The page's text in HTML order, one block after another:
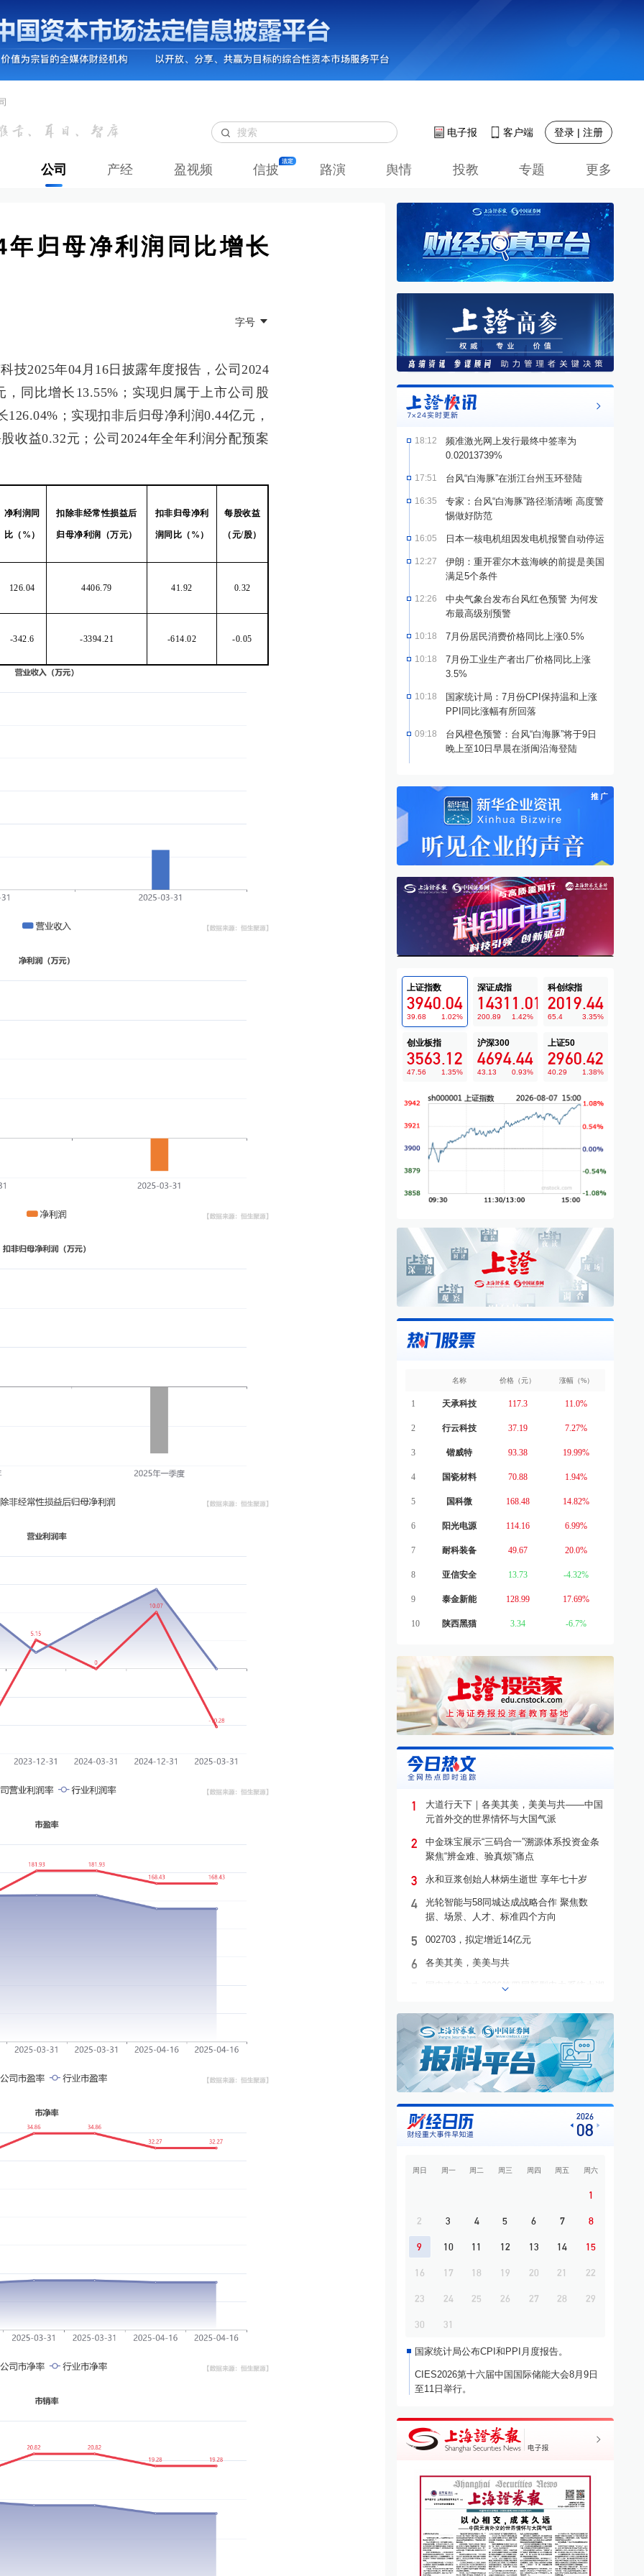
电子报 客户端 登录 | 注册
公司 产经 盈视频 信披 路演 舆情 投教 专题 更多
年归母净利润同比增长
字号
技2025年04月16日披露年度报告，公司2024
同比增长13.55%；实现归属于上市公司股
；实现扣非后归母净利润0.44亿元，
收益0.32元；公司2024年全年利润分配预案
净利润同
比（%）
扣除非经常性损益后
归母净利润（万元）
扣非归母净利
润同比（%）
每股收益
（元/股）
126.04 4406.79 41.92 0.32
-342.6 -3394.21 -614.02 -0.05
18:12
频准激光网上发行最终中签率为
0.02013739%
17:51 台风“白海豚”在浙江台州玉环登陆
16:35
专家：台风“白海豚”路径渐清晰 高度警
惕做好防范
16:05 日本一核电机组因发电机报警自动停运
12:27
伊朗：重开霍尔木兹海峡的前提是美国
满足5个条件
12:26
中央气象台发布台风红色预警 为何发
布最高级别预警
10:18 7月份居民消费价格同比上涨0.5%
10:18
7月份工业生产者出厂价格同比上涨
3.5%
10:18
国家统计局：7月份CPI保持温和上涨
PPI同比涨幅有所回落
09:18
台风橙色预警：台风“白海豚”将于9日
晚上至10日早晨在浙闽沿海登陆
上证指数
3940.04
39.68 1.02%
深证成指
14311.01
200.89 1.42%
科创综指
2019.44
65.4 3.35%
创业板指
3563.12
47.56 1.35%
沪深300
4694.44
43.13 0.93%
上证50
2960.42
40.29 1.38%
名称 价格（元） 涨幅（%）
1 天承科技 117.3 11.0%
2 行云科技 37.19 7.27%
3 锴威特 93.38 19.99%
4 国瓷材料 70.88 1.94%
5 国科微 168.48 14.82%
6 阳光电源 114.16 6.99%
7 耐科装备 49.67 20.0%
8 亚信安全 13.73 -4.32%
9 泰金新能 128.99 17.69%
10 陕西黑猫 3.34 -6.7%
1
大道行天下｜各美其美，美美与共——中国
元首外交的世界情怀与大国气派
2
中金珠宝展示“三码合一”溯源体系投资金条
聚焦“辨金难、验真烦”痛点
3 永和豆浆创始人林炳生逝世 享年七十岁
4
光轮智能与58同城达成战略合作 聚焦数
据、场景、人才、标准四个方向
5 002703，拟定增近14亿元
6 各美其美，美美与共
国电南自主办2026第四届新型电力系统太湖
幸福蓝海上市十周年系列活动启幕 携手滴
滴出行发起跨界联动
两大科创板IPO背后：险资重仓硬科技
10
国家统计局：7月份CPI保持温和上涨 PPI同
2026
08
周日 周一 周二 周三 周四 周五 周六
1
2 3 4 5 6 7 8
9 10 11 12 13 14 15
16 17 18 19 20 21 22
23 24 25 26 27 28 29
30 31
国家统计局公布CPI和PPI月度报告。
CIES2026第十六届中国国际储能大会8月9日
至11日举行。